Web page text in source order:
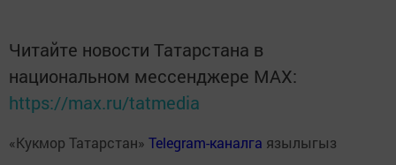
Читайте новости Татарстана в
национальном мессенджере MАХ:
https://max.ru/tatmedia
«Кукмор Татарстан» Telegram-каналга язылыгыз